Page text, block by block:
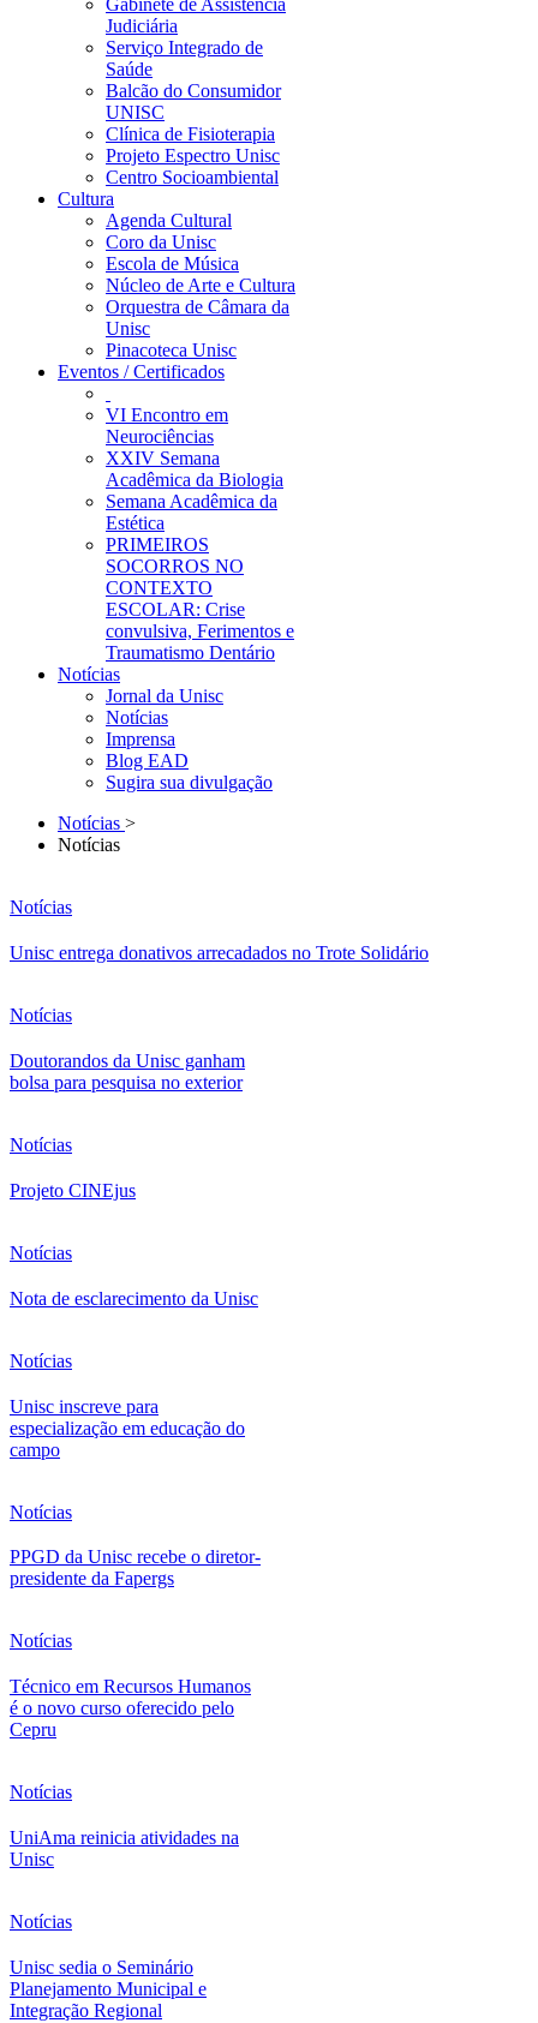
Gabinete de Assistência
Judiciária
Serviço Integrado de
Saúde
Balcão do Consumidor
UNISC
Clínica de Fisioterapia
Projeto Espectro Unisc
Centro Socioambiental
Cultura
Agenda Cultural
Coro da Unisc
Escola de Música
Núcleo de Arte e Cultura
Orquestra de Câmara da
Unisc
Pinacoteca Unisc
Eventos / Certificados
VI Encontro em
Neurociências
XXIV Semana
Acadêmica da Biologia
Semana Acadêmica da
Estética
PRIMEIROS
SOCORROS NO
CONTEXTO
ESCOLAR: Crise
convulsiva, Ferimentos e
Traumatismo Dentário
Notícias
Jornal da Unisc
Notícias
Imprensa
Blog EAD
Sugira sua divulgação
Notícias >
Notícias
Notícias
Unisc entrega donativos arrecadados no Trote Solidário
Notícias
Doutorandos da Unisc ganham
bolsa para pesquisa no exterior
Notícias
Projeto CINEjus
Notícias
Nota de esclarecimento da Unisc
Notícias
Unisc inscreve para
especialização em educação do
campo
Notícias
PPGD da Unisc recebe o diretor-
presidente da Fapergs
Notícias
Técnico em Recursos Humanos
é o novo curso oferecido pelo
Cepru
Notícias
UniAma reinicia atividades na
Unisc
Notícias
Unisc sedia o Seminário
Planejamento Municipal e
Integração Regional